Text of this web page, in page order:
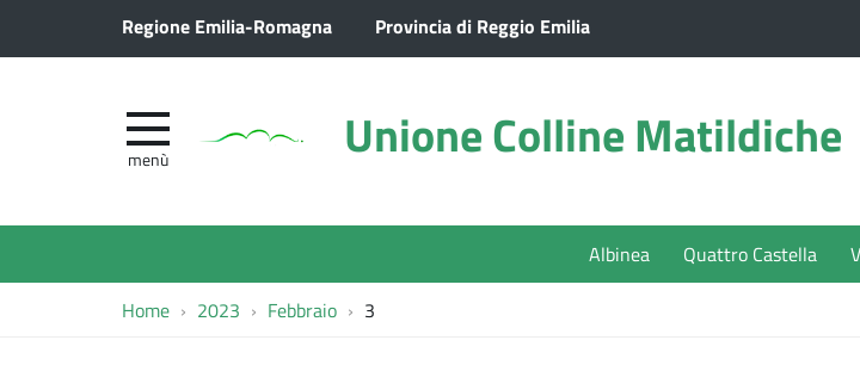
Regione Emilia-Romagna Provincia di Reggio Emilia
Unione Colline Matildiche
menù
Albinea Quattro Castella
Home 2023 Febbraio 3